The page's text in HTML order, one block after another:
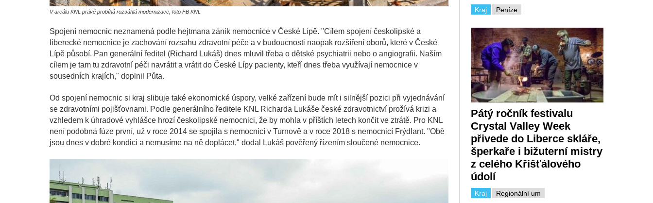
V areálu KNL právě probíhá rozsáhlá modernizace, foto FB KNL
Spojení nemocnic neznamená podle hejtmana zánik nemocnice v České Lípě. "Cílem spojení českolipské a
liberecké nemocnice je zachování rozsahu zdravotní péče a v budoucnosti naopak rozšíření oborů, které v České
Lípě působí. Pan generální ředitel (Richard Lukáš) dnes mluvil třeba o dětské psychiatrii nebo o angiografii. Naším
cílem je tam tu zdravotní péči navrátit a vrátit do České Lípy pacienty, kteří dnes třeba využívají nemocnice v
sousedních krajích," doplnil Půta.
Od spojení nemocnic si kraj slibuje také ekonomické úspory, velké zařízení bude mít i silnější pozici při vyjednávání
se zdravotními pojišťovnami. Podle generálního ředitele KNL Richarda Lukáše české zdravotnictví prožívá krizi a
vzhledem k úhradové vyhlášce hrozí českolipské nemocnici, že by mohla v příštích letech končit ve ztrátě. Pro KNL
není podobná fúze první, už v roce 2014 se spojila s nemocnicí v Turnově a v roce 2018 s nemocnicí Frýdlant. "Obě
jsou dnes v dobré kondici a nemusíme na ně doplácet," dodal Lukáš pověřený řízením sloučené nemocnice.
Kraj Peníze
Pátý ročník festivalu
Crystal Valley Week
přivede do Liberce skláře,
šperkaře i bižuterní mistry
z celého Křišťálového
údolí
Kraj Regionální um